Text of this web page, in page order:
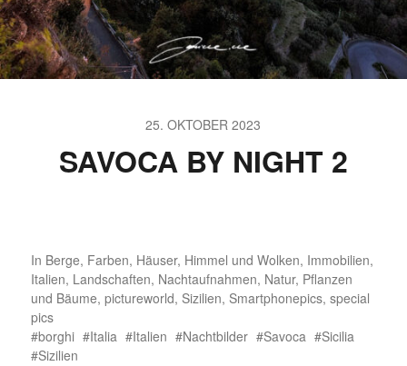
25. OKTOBER 2023
SAVOCA BY NIGHT 2
In Berge, Farben, Häuser, Himmel und Wolken, Immobilien,
Italien, Landschaften, Nachtaufnahmen, Natur, Pflanzen
und Bäume, pictureworld, Sizilien, Smartphonepics, special
pics
borghi
Italia Italien Nachtbilder Savoca
Sicilia
Sizilien